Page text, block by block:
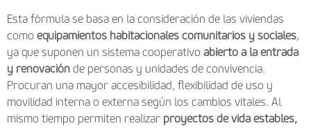
Esta fórmula se basa en la consideración de las viviendas
como equipamientos habitacionales comunitarios y sociales,
ya que suponen un sistema cooperativo abierto a la entrada
y renovación de personas y unidades de convivencia.
Procuran una mayor accesibilidad, flexibilidad de uso y
movilidad interna o externa según los cambios vitales. Al
mismo tiempo permiten realizar proyectos de vida estables,